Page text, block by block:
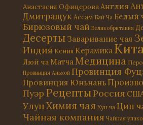
Анастасия ОфицероваАнглия
ДмитращукАссам Бай Ча Белый
Бирюзовый чай Великобритания
Десерты Заваривание чая
Индия Кения Керамика
Люй ча МатчаМедицина
Провинция Аньхой Провинция
Провинция Юньнань
Пуэр РецептыРоссия
УлунХимия чая Хун ча Цин
Чайная компания Чайная